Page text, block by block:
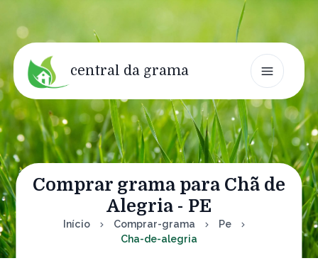
central da grama
Comprar grama para Chã de
Alegria - PE
Início Comprar-grama
Pe
Cha-de-alegria